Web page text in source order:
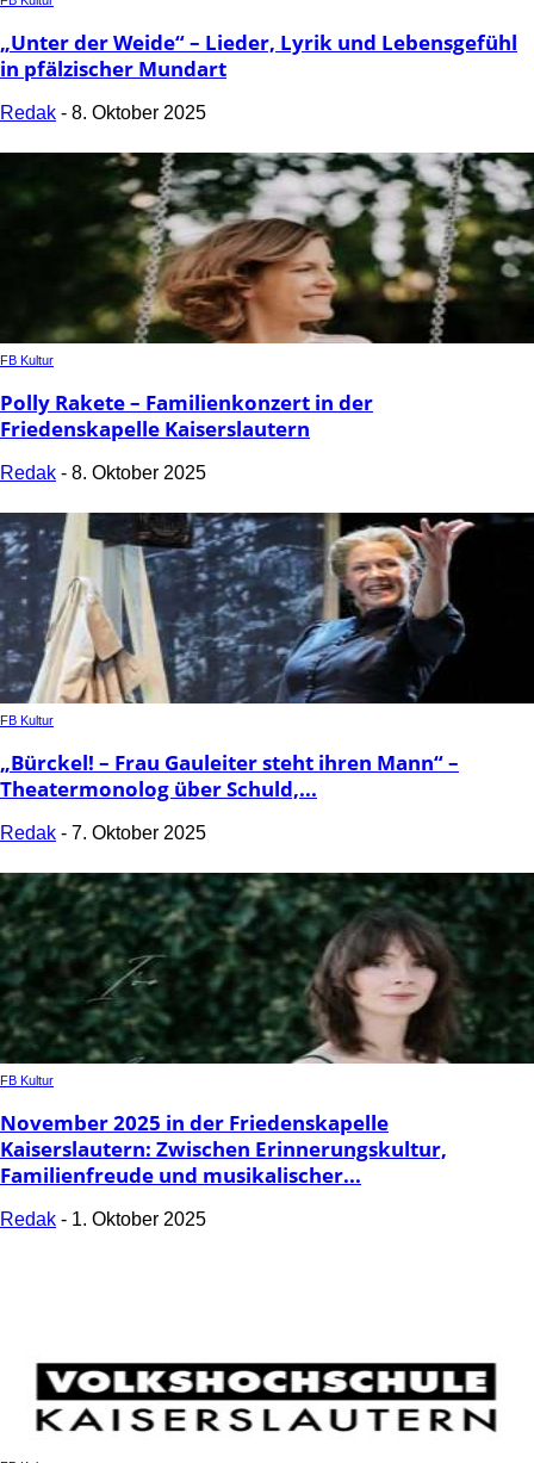
„Unter der Weide“ – Lieder, Lyrik und Lebensgefühl
in pfälzischer Mundart
Redak - 8. Oktober 2025
FB Kultur
Polly Rakete – Familienkonzert in der
Friedenskapelle Kaiserslautern
Redak - 8. Oktober 2025
FB Kultur
„Bürckel! – Frau Gauleiter steht ihren Mann“ –
Theatermonolog über Schuld,...
Redak - 7. Oktober 2025
FB Kultur
November 2025 in der Friedenskapelle
Kaiserslautern: Zwischen Erinnerungskultur,
Familienfreude und musikalischer...
Redak - 1. Oktober 2025